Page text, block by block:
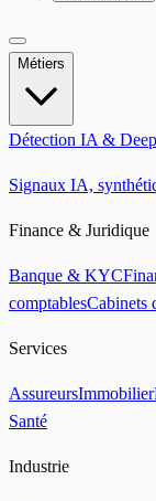
Métiers
Détection IA &
Signaux IA,
Finance & Juridique
Banque & KYC
comptablesCabinets
Services
AssureursImmobilier
Santé
Industrie